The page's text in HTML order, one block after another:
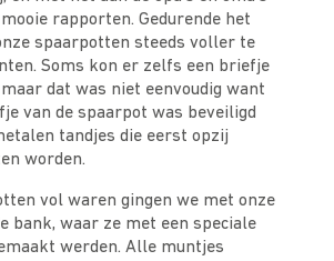
rapporten. Gedurende het
spaarpotten steeds voller te
Soms kon er zelfs een briefje
dat was niet eenvoudig want
van de spaarpot was beveiligd
tandjes die eerst opzij
worden.
vol waren gingen we met onze
bank, waar ze met een speciale
werden. Alle muntjes